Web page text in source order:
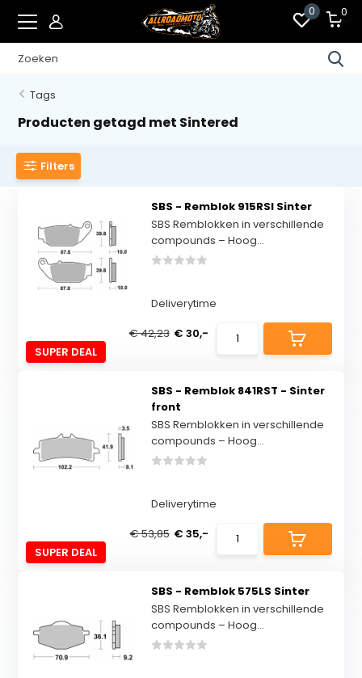
0 0
Tags
Producten getagd met Sintered
Filters
SUPER DEAL
SBS - Remblok 915RSI Sinter
SBS Remblokken in verschillende
compounds – Hoog...
Deliverytime
€ 42,23 € 30,-
SUPER DEAL
SBS - Remblok 841RST - Sinter
front
SBS Remblokken in verschillende
compounds – Hoog...
Deliverytime
€ 53,85 € 35,-
SBS - Remblok 575LS Sinter
SBS Remblokken in verschillende
compounds – Hoog...